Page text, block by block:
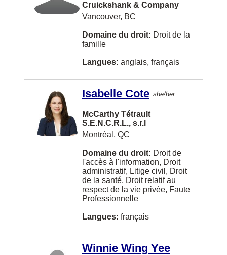
Fernie
Fort St. John
Grande Prairie
Hanwell
Headingley
Hong Kong
Humboldt
Leamington
Cruickshank & Company
Vancouver, BC
Domaine du droit: Droit de la
famille
Langues: anglais, français
Isabelle Cote she/her
McCarthy Tétrault
S.E.N.C.R.L., s.r.l
Montréal, QC
Domaine du droit: Droit de
l'accès à l'information, Droit
administratif, Litige civil, Droit
de la santé, Droit relatif au
respect de la vie privée, Faute
Professionnelle
Langues: français
Winnie Wing Yee